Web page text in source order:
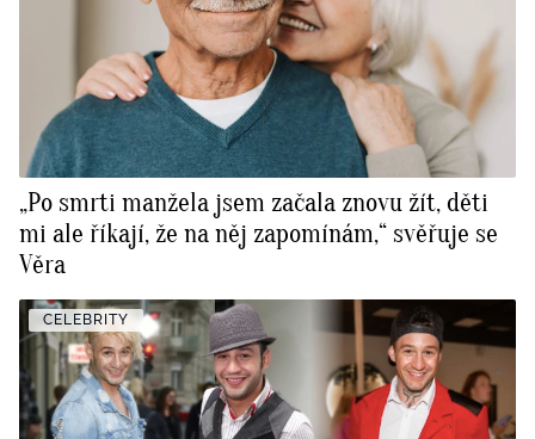
„Po smrti manžela jsem začala znovu žít, děti
mi ale říkají, že na něj zapomínám,“ svěřuje se
Věra
CELEBRITY